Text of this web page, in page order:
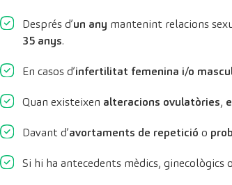
Després d’un any mantenint relacions
35 anys.
En casos d’infertilitat femenina i/o
Quan existeixen alteracions ovulatòries,
Davant d’avortaments de repetició o
Si hi ha antecedents mèdics,